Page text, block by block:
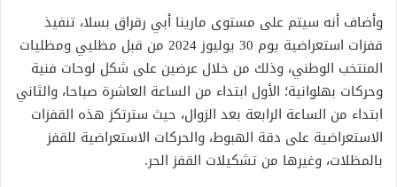
وأضاف أنه سيتم على مستوى مارينا أبي رقراق بسلا، تنفيذ
قفزات استعراضية يوم 30 يوليوز 2024 من قبل مظليي ومظليات
المنتخب الوطني، وذلك من خلال عرضين على شكل لوحات فنية
وحركات بهلوانية؛ الأول ابتداء من الساعة العاشرة صباحا، والثاني
ابتداء من الساعة الرابعة بعد الزوال، حيث سترتكز هذه القفزات
الاستعراضية على دقة الهبوط، والحركات الاستعراضية للقفز
بالمظلات، وغيرها من تشكيلات القفز الحر.